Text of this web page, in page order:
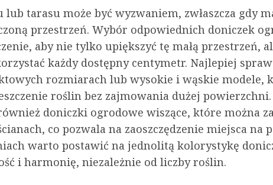
tarasu może być wyzwaniem, zwłaszcza gdy
przestrzeń. Wybór odpowiednich doniczek
aby nie tylko upiększyć tę małą przestrzeń,
każdy dostępny centymetr. Najlepiej
rozmiarach lub wysokie i wąskie modele,
roślin bez zajmowania dużej
doniczki ogrodowe wiszące, które można
co pozwala na zaoszczędzenie miejsca na
warto postawić na jednolitą kolorystykę
i harmonię, niezależnie od liczby roślin.